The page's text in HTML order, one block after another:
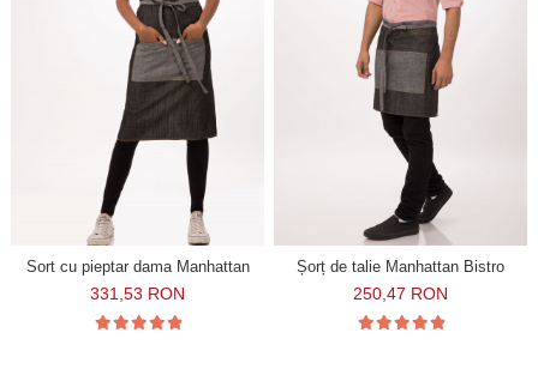
Sort cu pieptar dama Manhattan
331,53 RON
Șorț de talie Manhattan Bistro
250,47 RON